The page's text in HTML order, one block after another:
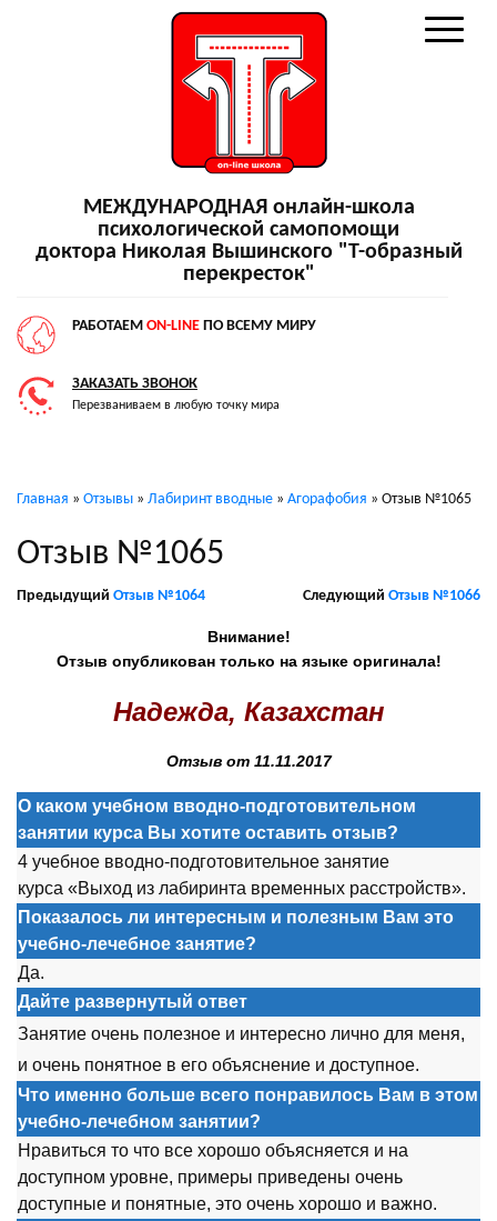
МЕЖДУНАРОДНАЯ онлайн-школа
психологической самопомощи
доктора Николая Вышинского "Т-образный
перекресток"
РАБОТАЕМ ON-LINE ПО ВСЕМУ МИРУ
ЗАКАЗАТЬ ЗВОНОК
Перезваниваем в любую точку мира
Главная » Отзывы » Лабиринт вводные » Агорафобия » Отзыв №1065
Отзыв №1065
Предыдущий Отзыв №1064 Следующий Отзыв №1066
Внимание!
Отзыв опубликован только на языке оригинала!
Надежда, Казахстан
Отзыв от 11.11.2017
О каком учебном вводно-подготовительном
занятии курса Вы хотите оставить отзыв?
4 учебное вводно-подготовительное занятие
курса «Выход из лабиринта временных расстройств».
Показалось ли интересным и полезным Вам это
учебно-лечебное занятие?
Да.
Дайте развернутый ответ
Занятие очень полезное и интересно лично для меня,
и очень понятное в его объяснение и доступное.
Что именно больше всего понравилось Вам в этом
учебно-лечебном занятии?
Нравиться то что все хорошо объясняется и на
доступном уровне, примеры приведены очень
доступные и понятные, это очень хорошо и важно.